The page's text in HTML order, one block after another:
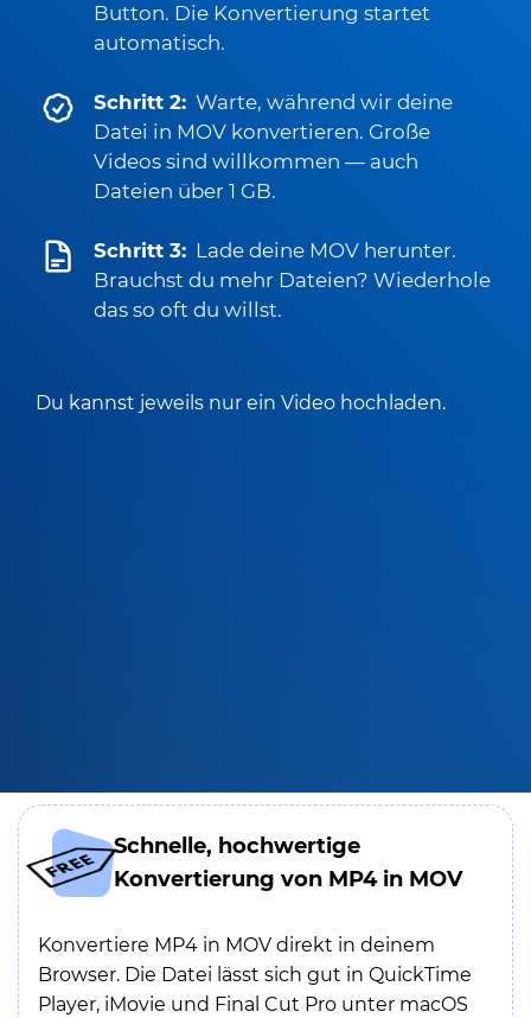
Button. Die Konvertierung startet
automatisch.
Schritt 2: Warte, während wir deine
Datei in MOV konvertieren. Große
Videos sind willkommen — auch
Dateien über 1 GB.
Schritt 3: Lade deine MOV herunter.
Brauchst du mehr Dateien? Wiederhole
das so oft du willst.
Du kannst jeweils nur ein Video hochladen.
Schnelle, hochwertige
Konvertierung von MP4 in MOV
Konvertiere MP4 in MOV direkt in deinem
Browser. Die Datei lässt sich gut in QuickTime
Player, iMovie und Final Cut Pro unter macOS